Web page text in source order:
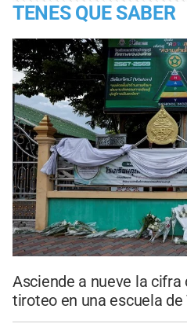
TENES QUE SABER
Asciende a nueve la
tiroteo en una escuela de